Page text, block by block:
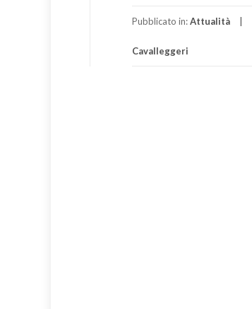
Pubblicato in:Attualità
Cavalleggeri